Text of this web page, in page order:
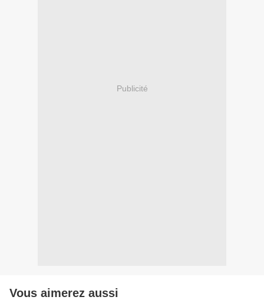
Publicité
Vous aimerez aussi